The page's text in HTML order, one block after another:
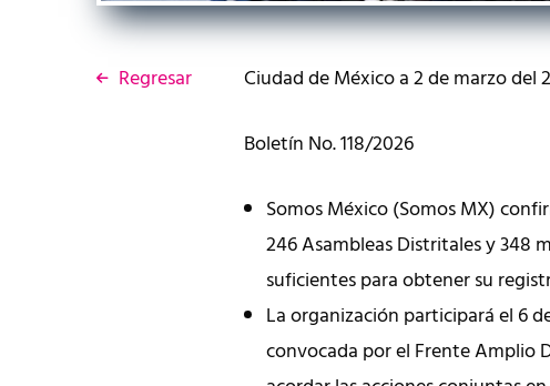
Regresar Ciudad de México a 2 de marzo del
Boletín No. 118/2026
Somos México (Somos MX)
246 Asambleas Distritales y 348
suficientes para obtener su
La organización participará el 6
convocada por el Frente Amplio